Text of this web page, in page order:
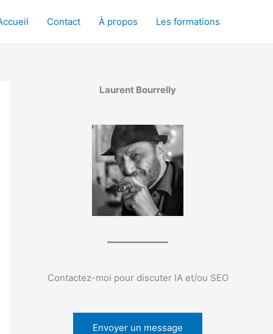
Contact À propos Les formations
Laurent Bourrelly
Contactez-moi pour discuter IA et/ou SEO
Envoyer un message